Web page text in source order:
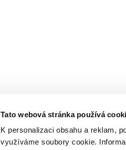
Tato webová stránka používá
K personalizaci obsahu a reklam,
využíváme soubory cookie.